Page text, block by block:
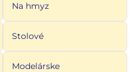
Na hmyz
Stolové
Modelárske